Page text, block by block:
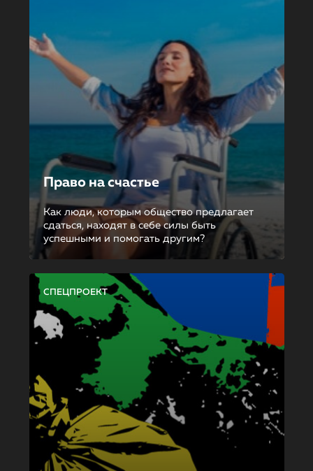
Право на счастье
Как люди, которым общество предлагает
сдаться, находят в себе силы быть
успешными и помогать другим?
СПЕЦПРОЕКТ